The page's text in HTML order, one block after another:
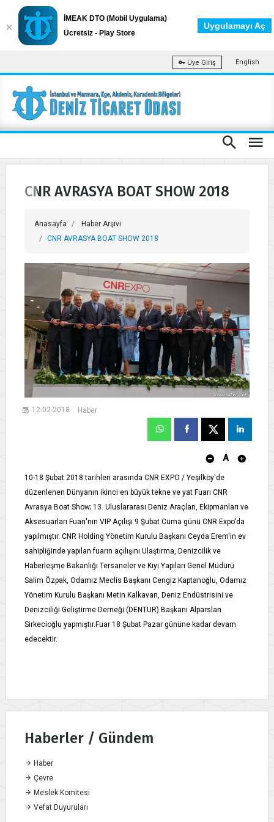
Üye Giriş English
CNR AVRASYA BOAT SHOW 2018
Anasayfa
Haber Arşivi
CNR AVRASYA BOAT SHOW 2018
12-02-2018 Haber
A
​10-18 Şubat 2018 tarihleri arasında CNR EXPO / Yeşilköy'de
düzenlenen Dünyanın ikinci en büyük tekne ve yat Fuarı CNR
Avrasya Boat Show; 13. Uluslararası Deniz Araçları, Ekipmanları ve
Aksesuarları Fuarı'nın VIP Açılışı 9 Şubat Cuma günü CNR Expo'da
yapılmıştır. CNR Holding Yönetim Kurulu Başkanı Ceyda Erem'in ev
sahipliğinde yapılan fuarın açılışını Ulaştırma, Denizcilik ve
Haberleşme Bakanlığı Tersaneler ve Kıyı Yapıları Genel Müdürü
Salim Özpak, Odamız Meclis Başkanı Cengiz Kaptanoğlu, Odamız
Yönetim Kurulu Başkanı Metin Kalkavan, Deniz Endüstrisini ve
Denizciliği Geliştirme Derneği (DENTUR) Başkanı Alparslan
Sirkecioğlu yapmıştır.Fuar 18 Şubat Pazar gününe kadar devam
edecektir.
Haberler / Gündem
Haber
Çevre
Meslek Komitesi
Vefat Duyuruları
İMEAK DTO (Mobil Uygulama)
Ücretsiz - Play Store
Uygulamayı Aç